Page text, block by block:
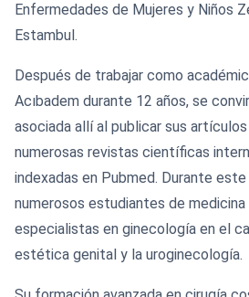
Enfermedades de Mujeres y Niños
Estambul.
Después de trabajar como
Acıbadem durante 12 años, se
asociada allí al publicar sus
numerosas revistas científicas
indexadas en Pubmed. Durante
numerosos estudiantes de
especialistas en ginecología en el
estética genital y la uroginecología.